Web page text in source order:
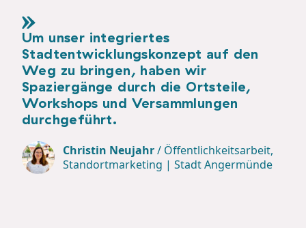
Um unser integriertes
Stadtentwicklungskonzept auf den
Weg zu bringen, haben wir
Spaziergänge durch die Ortsteile,
Workshops und Versammlungen
durchgeführt.
Christin Neujahr/ Öffentlichkeitsarbeit,
Standortmarketing | Stadt Angermünde